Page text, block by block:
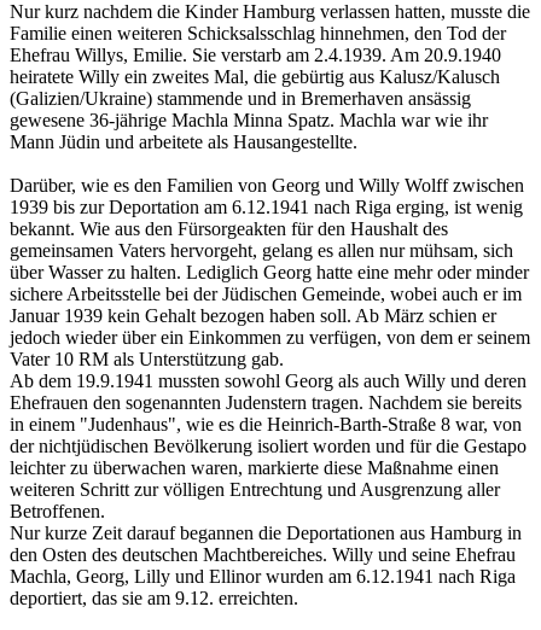
Nur kurz nachdem die Kinder Hamburg verlassen hatten, musste die
Familie einen weiteren Schicksalsschlag hinnehmen, den Tod der
Ehefrau Willys, Emilie. Sie verstarb am 2.4.1939. Am 20.9.1940
heiratete Willy ein zweites Mal, die gebürtig aus Kalusz/Kalusch
(Galizien/Ukraine) stammende und in Bremerhaven ansässig
gewesene 36-jährige Machla Minna Spatz. Machla war wie ihr
Mann Jüdin und arbeitete als Hausangestellte.
Darüber, wie es den Familien von Georg und Willy Wolff zwischen
1939 bis zur Deportation am 6.12.1941 nach Riga erging, ist wenig
bekannt. Wie aus den Fürsorgeakten für den Haushalt des
gemeinsamen Vaters hervorgeht, gelang es allen nur mühsam, sich
über Wasser zu halten. Lediglich Georg hatte eine mehr oder minder
sichere Arbeitsstelle bei der Jüdischen Gemeinde, wobei auch er im
Januar 1939 kein Gehalt bezogen haben soll. Ab März schien er
jedoch wieder über ein Einkommen zu verfügen, von dem er seinem
Vater 10 RM als Unterstützung gab.
Ab dem 19.9.1941 mussten sowohl Georg als auch Willy und deren
Ehefrauen den sogenannten Judenstern tragen. Nachdem sie bereits
in einem "Judenhaus", wie es die Heinrich-Barth-Straße 8 war, von
der nichtjüdischen Bevölkerung isoliert worden und für die Gestapo
leichter zu überwachen waren, markierte diese Maßnahme einen
weiteren Schritt zur völligen Entrechtung und Ausgrenzung aller
Betroffenen.
Nur kurze Zeit darauf begannen die Deportationen aus Hamburg in
den Osten des deutschen Machtbereiches. Willy und seine Ehefrau
Machla, Georg, Lilly und Ellinor wurden am 6.12.1941 nach Riga
deportiert, das sie am 9.12. erreichten.